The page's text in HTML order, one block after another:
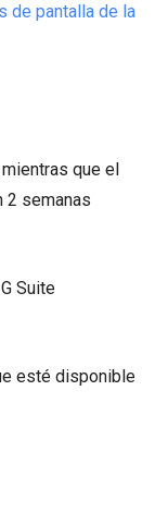
de pantalla de la
que el
2 semanas
Suite
esté disponible